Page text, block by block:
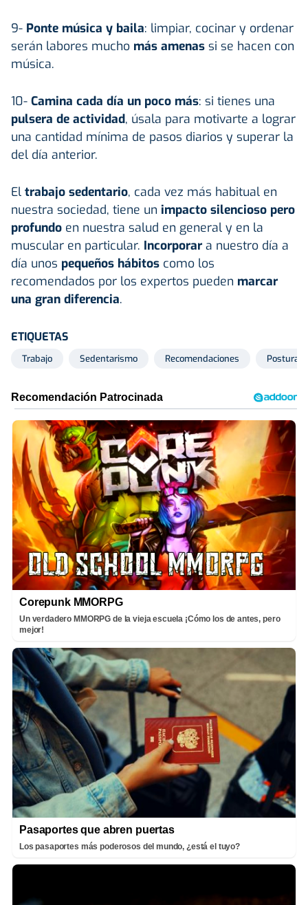
9- Ponte música y baila: limpiar, cocinar y ordenar
serán labores mucho más amenas si se hacen con
música.
10- Camina cada día un poco más: si tienes una
pulsera de actividad, úsala para motivarte a lograr
una cantidad mínima de pasos diarios y superar la
del día anterior.
El trabajo sedentario, cada vez más habitual en
nuestra sociedad, tiene un impacto silencioso pero
profundo en nuestra salud en general y en la
muscular en particular. Incorporar a nuestro día a
día unos pequeños hábitos como los
recomendados por los expertos pueden marcar
una gran diferencia.
ETIQUETAS
Trabajo Sedentarismo Recomendaciones Posturas
Corepunk MMORPG
Un verdadero MMORPG de la vieja escuela ¡Cómo los de antes, pero
mejor!
Pasaportes que abren puertas
Los pasaportes más poderosos del mundo, ¿está el tuyo?